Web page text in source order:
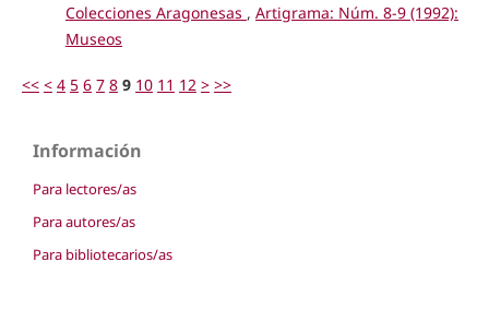
Colecciones Aragonesas , Artigrama: Núm. 8-9 (1992):
Museos
<< < 4 5 6 7 8 9 10 11 12 > >>
Información
Para lectores/as
Para autores/as
Para bibliotecarios/as